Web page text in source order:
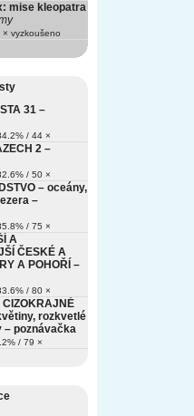
mise kleopatra
vyzkoušeno
31 –
/ 44 ×
2 –
/ 50 ×
– oceány,
–
/ 75 ×
A
ČESKÉ A
A POHOŘÍ –
/ 80 ×
CIZOKRAJNÉ
rozkvetlé
– poznávačka
/ 79 ×